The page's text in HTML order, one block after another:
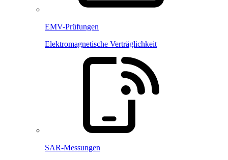
EMV-Prüfungen
Elektromagnetische Verträglichkeit
SAR-Messungen